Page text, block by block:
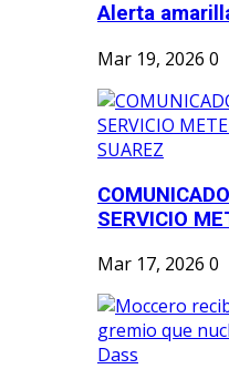
Alerta
Mar 19, 2026 0
SERVICIO
Mar 17, 2026 0